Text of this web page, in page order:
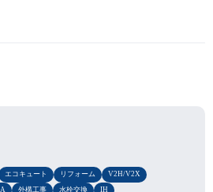
エコキュート リフォーム
V2H/V2X
外構工事 水栓交換 IH